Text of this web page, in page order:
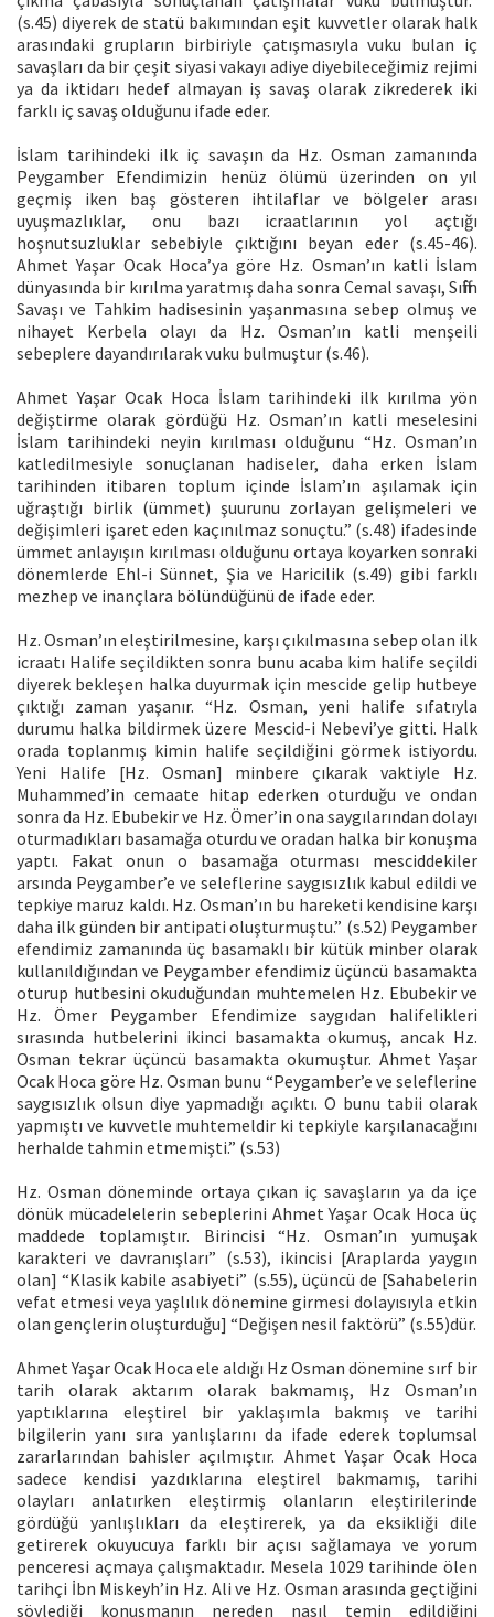
(s.45) diyerek de statü bakımından eşit kuvvetler olarak halk
arasındaki grupların birbiriyle çatışmasıyla vuku bulan iç
savaşları da bir çeşit siyasi vakayı adiye diyebileceğimiz rejimi
ya da iktidarı hedef almayan iş savaş olarak zikrederek iki
farklı iç savaş olduğunu ifade eder.
İslam tarihindeki ilk iç savaşın da Hz. Osman zamanında
Peygamber Efendimizin henüz ölümü üzerinden on yıl
geçmiş iken baş gösteren ihtilaflar ve bölgeler arası
uyuşmazlıklar, onu bazı icraatlarının yol açtığı
hoşnutsuzluklar sebebiyle çıktığını beyan eder (s.45-46).
Ahmet Yaşar Ocak Hoca’ya göre Hz. Osman’ın katli İslam
dünyasında bir kırılma yaratmış daha sonra Cemal savaşı, Sıffîn
Savaşı ve Tahkim hadisesinin yaşanmasına sebep olmuş ve
nihayet Kerbela olayı da Hz. Osman’ın katli menşeili
sebeplere dayandırılarak vuku bulmuştur (s.46).
Ahmet Yaşar Ocak Hoca İslam tarihindeki ilk kırılma yön
değiştirme olarak gördüğü Hz. Osman’ın katli meselesini
İslam tarihindeki neyin kırılması olduğunu “Hz. Osman’ın
katledilmesiyle sonuçlanan hadiseler, daha erken İslam
tarihinden itibaren toplum içinde İslam’ın aşılamak için
uğraştığı birlik (ümmet) şuurunu zorlayan gelişmeleri ve
değişimleri işaret eden kaçınılmaz sonuçtu.” (s.48) ifadesinde
ümmet anlayışın kırılması olduğunu ortaya koyarken sonraki
dönemlerde Ehl-i Sünnet, Şia ve Haricilik (s.49) gibi farklı
mezhep ve inançlara bölündüğünü de ifade eder.
Hz. Osman’ın eleştirilmesine, karşı çıkılmasına sebep olan ilk
icraatı Halife seçildikten sonra bunu acaba kim halife seçildi
diyerek bekleşen halka duyurmak için mescide gelip hutbeye
çıktığı zaman yaşanır. “Hz. Osman, yeni halife sıfatıyla
durumu halka bildirmek üzere Mescid-i Nebevi’ye gitti. Halk
orada toplanmış kimin halife seçildiğini görmek istiyordu.
Yeni Halife [Hz. Osman] minbere çıkarak vaktiyle Hz.
Muhammed’in cemaate hitap ederken oturduğu ve ondan
sonra da Hz. Ebubekir ve Hz. Ömer’in ona saygılarından dolayı
oturmadıkları basamağa oturdu ve oradan halka bir konuşma
yaptı. Fakat onun o basamağa oturması mesciddekiler
arsında Peygamber’e ve seleflerine saygısızlık kabul edildi ve
tepkiye maruz kaldı. Hz. Osman’ın bu hareketi kendisine karşı
daha ilk günden bir antipati oluşturmuştu.” (s.52) Peygamber
efendimiz zamanında üç basamaklı bir kütük minber olarak
kullanıldığından ve Peygamber efendimiz üçüncü basamakta
oturup hutbesini okuduğundan muhtemelen Hz. Ebubekir ve
Hz. Ömer Peygamber Efendimize saygıdan halifelikleri
sırasında hutbelerini ikinci basamakta okumuş, ancak Hz.
Osman tekrar üçüncü basamakta okumuştur. Ahmet Yaşar
Ocak Hoca göre Hz. Osman bunu “Peygamber’e ve seleflerine
saygısızlık olsun diye yapmadığı açıktı. O bunu tabii olarak
yapmıştı ve kuvvetle muhtemeldir ki tepkiyle karşılanacağını
herhalde tahmin etmemişti.” (s.53)
Hz. Osman döneminde ortaya çıkan iç savaşların ya da içe
dönük mücadelelerin sebeplerini Ahmet Yaşar Ocak Hoca üç
maddede toplamıştır. Birincisi “Hz. Osman’ın yumuşak
karakteri ve davranışları” (s.53), ikincisi [Araplarda yaygın
olan] “Klasik kabile asabiyeti” (s.55), üçüncü de [Sahabelerin
vefat etmesi veya yaşlılık dönemine girmesi dolayısıyla etkin
olan gençlerin oluşturduğu] “Değişen nesil faktörü” (s.55)dür.
Ahmet Yaşar Ocak Hoca ele aldığı Hz Osman dönemine sırf bir
tarih olarak aktarım olarak bakmamış, Hz Osman’ın
yaptıklarına eleştirel bir yaklaşımla bakmış ve tarihi
bilgilerin yanı sıra yanlışlarını da ifade ederek toplumsal
zararlarından bahisler açılmıştır. Ahmet Yaşar Ocak Hoca
sadece kendisi yazdıklarına eleştirel bakmamış, tarihi
olayları anlatırken eleştirmiş olanların eleştirilerinde
gördüğü yanlışlıkları da eleştirerek, ya da eksikliği dile
getirerek okuyucuya farklı bir açısı sağlamaya ve yorum
penceresi açmaya çalışmaktadır. Mesela 1029 tarihinde ölen
tarihçi İbn Miskeyh’in Hz. Ali ve Hz. Osman arasında geçtiğini
söylediği konuşmanın nereden nasıl temin edildiğini